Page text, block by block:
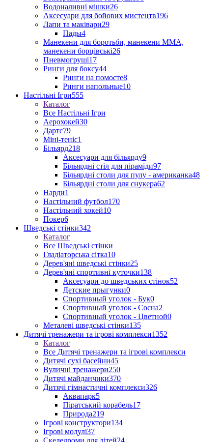
Водоналивні мішки26
Аксесуари для бойових мистецтв196
Лапи та маківари29
Пады4
Манекени для боротьби, манекени ММА,
манекени борцівські26
Пневмогруші17
Ринги для боксу44
Ринги на помосте8
Ринги напольные10
Настільні Ігри555
Каталог
Все Настільні Ігри
Аерохокей30
Дартс79
Міні-теніс1
Більярд218
Аксесуари для більярду9
Більярдні стіл для піраміди97
Більярдні столи для пулу - американка48
Більярдні столи для снукера62
Нарди1
Настільний футбол170
Настільний хокей10
Покер6
Шведські стінки342
Каталог
Все Шведські стінки
Гладіаторська сітка10
Дерев'яні шведські стінки25
Дерев'яні спортивні куточки138
Аксесуари до шведських стінок52
Детские прыгунки0
Спортивный уголок - Бук0
Спортивный уголок - Сосна2
Спортивный уголок - Цветной0
Металеві шведські стінки135
Дитячі тренажери та ігрові комплекси1352
Каталог
Все Дитячі тренажери та ігрові комплекси
Дитячі сухі басейни45
Вуличні тренажери250
Дитячі майданчики370
Дитячі гімнастичні комплекси326
Аквапарк5
Піратський корабель17
Природа219
Ігрові конструктори134
Ігрові модулі37
Скеледроми для дітей24